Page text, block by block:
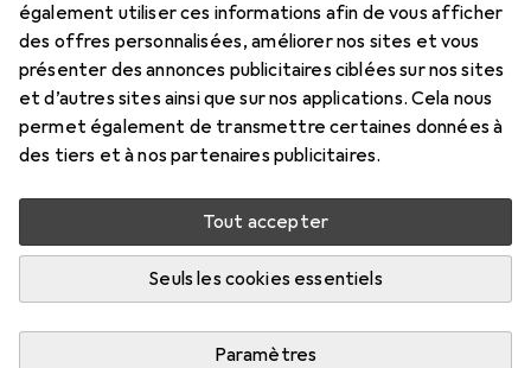
également utiliser ces informations afin de vous afficher
des offres personnalisées, améliorer nos sites et vous
présenter des annonces publicitaires ciblées sur nos sites
et d’autres sites ainsi que sur nos applications. Cela nous
permet également de transmettre certaines données à
des tiers et à nos partenaires publicitaires.
Tout accepter
Seuls les cookies essentiels
Paramètres
Les produits les plus vendus de la
catégorie Pansage du cheval